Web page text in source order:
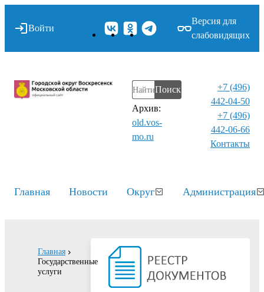
Войти
Версия для
слабовидящих
Поиск
Архив:
old.vos-
mo.ru
+7 (496)
442-04-50
+7 (496)
442-06-66
Контакты⁠
Главная Новости Округ Администрация
Главная
Государственные
услуги